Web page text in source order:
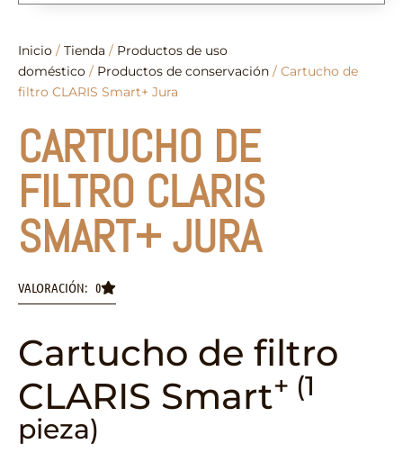
Inicio / Tienda / Productos de uso
doméstico / Productos de conservación / Cartucho de
filtro CLARIS Smart+ Jura
CARTUCHO DE
FILTRO CLARIS
SMART+ JURA
VALORACIÓN: 0
Cartucho de filtro
CLARIS Smart+ (1
pieza)